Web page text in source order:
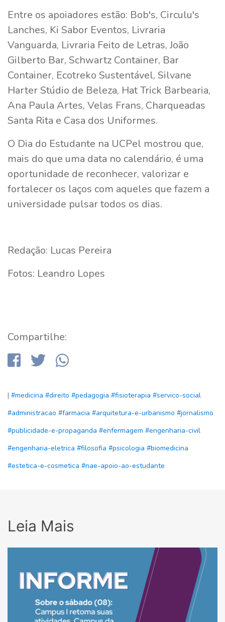
Entre os apoiadores estão: Bob's, Circulu's
Lanches, Ki Sabor Eventos, Livraria
Vanguarda, Livraria Feito de Letras, João
Gilberto Bar, Schwartz Container, Bar
Container, Ecotreko Sustentável, Silvane
Harter Stúdio de Beleza, Hat Trick Barbearia,
Ana Paula Artes, Velas Frans, Charqueadas
Santa Rita e Casa dos Uniformes.
O Dia do Estudante na UCPel mostrou que,
mais do que uma data no calendário, é uma
oportunidade de reconhecer, valorizar e
fortalecer os laços com aqueles que fazem a
universidade pulsar todos os dias.
Redação: Lucas Pereira
Fotos: Leandro Lopes
Compartilhe:
| #medicina #direito #pedagogia #fisioterapia #servico-social
#administracao #farmacia #arquitetura-e-urbanismo #jornalismo
#publicidade-e-propaganda #enfermagem #engenharia-civil
#engenharia-eletrica #filosofia #psicologia #biomedicina
#estetica-e-cosmetica #nae-apoio-ao-estudante
Leia Mais